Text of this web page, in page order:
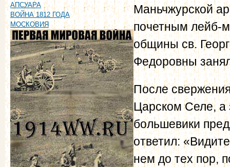
АПСУАРА
ВОЙНА 1812 ГОДА
МОСКОВИЯ
Маньчжурской
почетным лейб-
общины св.
Федоровны
После
Царском Селе, а
большевики
ответил:
нем до тех пор,